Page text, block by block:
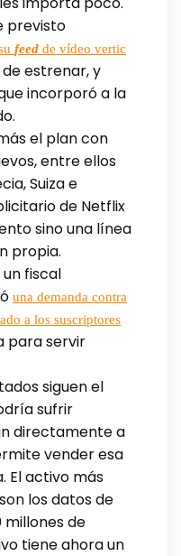
previsto
feed de vídeo vertic
estrenar, y
incorporó a la
el plan con
entre ellos
Suiza e
de Netflix
sino una línea
propia.
un fiscal
una demanda contra
a los suscriptores
para servir
siguen el
sufrir
directamente a
vender esa
El activo más
los datos de
de
tiene ahora un